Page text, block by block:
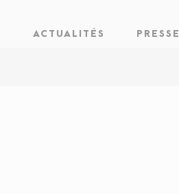
ACTUALITÉS PRESSE